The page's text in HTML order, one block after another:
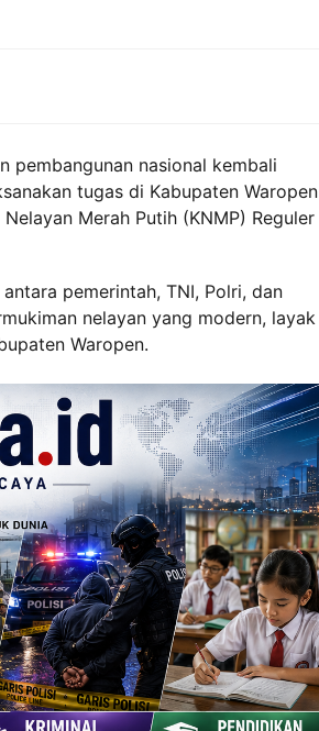
pembangunan nasional kembali
tugas di Kabupaten Waropen
Merah Putih (KNMP) Reguler
pemerintah, TNI, Polri, dan
nelayan yang modern, layak
Waropen.